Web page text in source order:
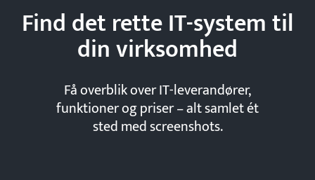
Find det rette IT-system til
dinvirksomhed
Få overblik over IT-leverandører,
funktioner og priser – alt samlet ét
sted med screenshots.